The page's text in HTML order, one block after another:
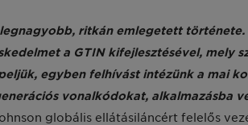
ritkán emlegetett
a GTIN kifejlesztésével, mely
egyben felhívást intézünk a mai
vonalkódokat, alkalmazásba
globális ellátásiláncért felelős